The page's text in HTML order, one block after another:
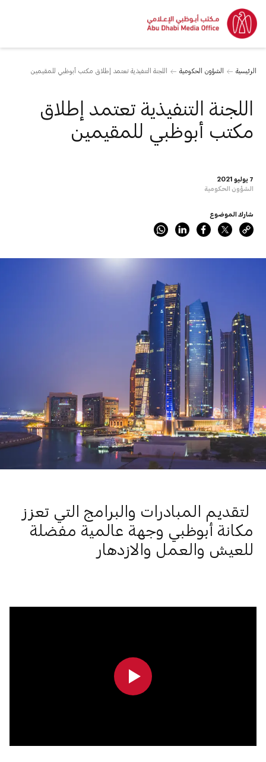
الرئيسية الشؤون الحكومية اللجنة التنفيذية تعتمد إطلاق مكتب أبوظبي للمقيمين
7 يوليو 2021
الشؤون الحكومية
اللجنة التنفيذية تعتمد إطلاق
مكتب أبوظبي للمقيمين
لتقديم المبادرات والبرامج التي تعزز
مكانة أبوظبي وجهة عالمية مفضلة
للعيش والعمل والازدهار
شارك الموضوع